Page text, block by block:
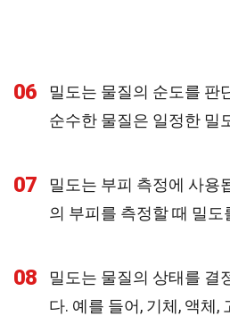
06
밀도는 물질의 순도를 판
순수한 물질은 일정한 밀
07
밀도는 부피 측정에 사용
의 부피를 측정할 때 밀
08
밀도는 물질의 상태를 결
다. 예를 들어, 기체, 액체,